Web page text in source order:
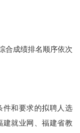
成绩排名顺序依次
和要求的拟聘人选
建就业网、福建省教